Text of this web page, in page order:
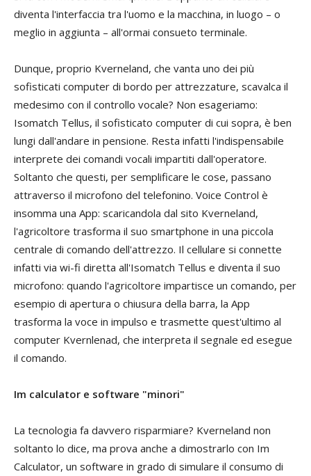
diventa l'interfaccia tra l'uomo e la macchina, in luogo – o
meglio in aggiunta – all'ormai consueto terminale.
Dunque, proprio Kverneland, che vanta uno dei più
sofisticati computer di bordo per attrezzature, scavalca il
medesimo con il controllo vocale? Non esageriamo:
Isomatch Tellus, il sofisticato computer di cui sopra, è ben
lungi dall'andare in pensione. Resta infatti l'indispensabile
interprete dei comandi vocali impartiti dall'operatore.
Soltanto che questi, per semplificare le cose, passano
attraverso il microfono del telefonino. Voice Control è
insomma una App: scaricandola dal sito Kverneland,
l'agricoltore trasforma il suo smartphone in una piccola
centrale di comando dell'attrezzo. Il cellulare si connette
infatti via wi-fi diretta all'Isomatch Tellus e diventa il suo
microfono: quando l'agricoltore impartisce un comando, per
esempio di apertura o chiusura della barra, la App
trasforma la voce in impulso e trasmette quest'ultimo al
computer Kvernlenad, che interpreta il segnale ed esegue
il comando.
Im calculator e software "minori"
La tecnologia fa davvero risparmiare? Kverneland non
soltanto lo dice, ma prova anche a dimostrarlo con Im
Calculator, un software in grado di simulare il consumo di